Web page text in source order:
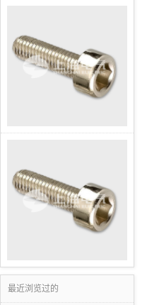
最近浏览过的